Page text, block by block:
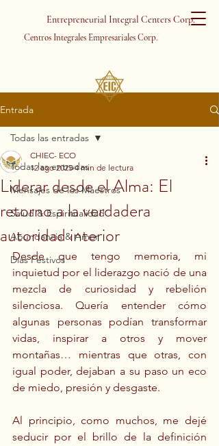
Entrepreneurial Integral Centers Corp.
Centros Integrales Empresariales Corp.
Entrada
Todas las entradas
Mensajes de los Maestros
Salud & Espiritualidad
Abundancia & Amor
Días Festivos
Todas las entradas
Liderar desde el Alma: El
retorno a la verdadera
autoridad interior
CHIEC- ECO
12 ago 2025 4 min de lectura
Desde que tengo memoria, mi
inquietud por el liderazgo nació de una
mezcla de curiosidad y rebelión
silenciosa. Quería entender cómo
algunas personas podían transformar
vidas, inspirar a otros y mover
montañas… mientras que otras, con
igual poder, dejaban a su paso un eco
de miedo, presión y desgaste.
Al principio, como muchos, me dejé
seducir por el brillo de la definición